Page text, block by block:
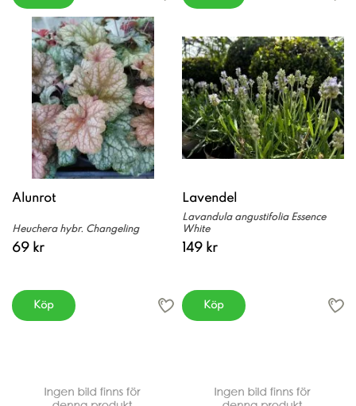
Alunrot
Heuchera hybr. Changeling
69 kr
Köp
Lavendel
Lavandula angustifolia Essence
White
149 kr
Köp